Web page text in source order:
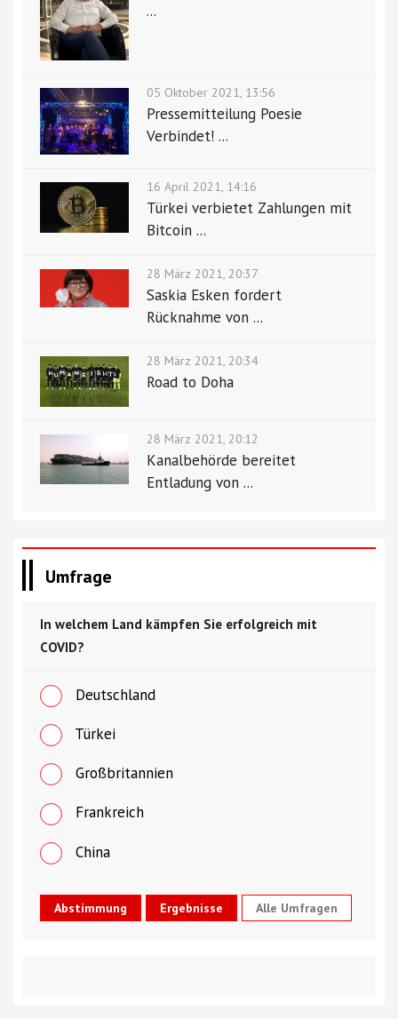
...
05 Oktober 2021, 13:56
Pressemitteilung Poesie
Verbindet! ...
16 April 2021, 14:16
Türkei verbietet Zahlungen mit
Bitcoin ...
28 März 2021, 20:37
Saskia Esken fordert
Rücknahme von ...
28 März 2021, 20:34
Road to Doha
28 März 2021, 20:12
Kanalbehörde bereitet
Entladung von ...
Umfrage
In welchem ​​Land kämpfen Sie erfolgreich mit
COVID?
Deutschland
Türkei
Großbritannien
Frankreich
China
Alle Umfragen